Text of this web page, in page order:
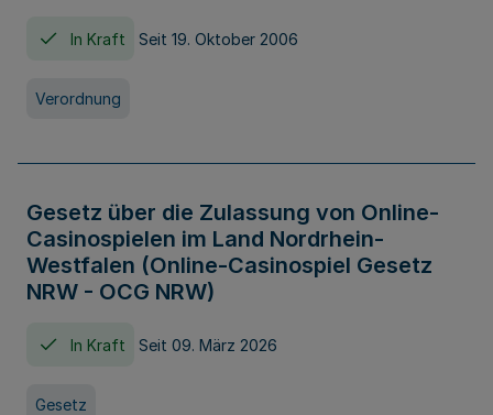
In Kraft Seit 19. Oktober 2006
Verordnung
Gesetz über die Zulassung von Online-
Casinospielen im Land Nordrhein-
Westfalen (Online-Casinospiel Gesetz
NRW - OCG NRW)
In Kraft Seit 09. März 2026
Gesetz